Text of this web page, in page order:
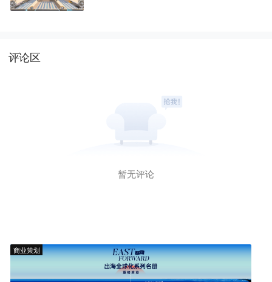
评论区
暂无评论
商业策划